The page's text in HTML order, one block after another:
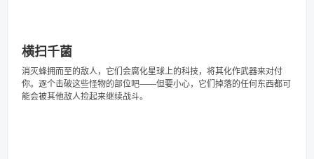
横扫千菌
消灭蜂拥而至的敌人，它们会腐化星球上的科技，将其化作武器来对付
你。逐个击破这些怪物的部位吧——但要小心，它们掉落的任何东西都可
能会被其他敌人捡起来继续战斗。